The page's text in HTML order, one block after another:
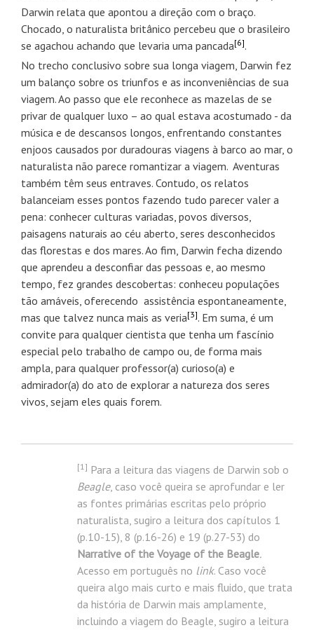
Darwin relata que apontou a direção com o braço.
Chocado, o naturalista britânico percebeu que o brasileiro
se agachou achando que levaria uma pancada[6].
No trecho conclusivo sobre sua longa viagem, Darwin fez
um balanço sobre os triunfos e as inconveniências de sua
viagem. Ao passo que ele reconhece as mazelas de se
privar de qualquer luxo – ao qual estava acostumado - da
música e de descansos longos, enfrentando constantes
enjoos causados por duradouras viagens à barco ao mar, o
naturalista não parece romantizar a viagem. Aventuras
também têm seus entraves. Contudo, os relatos
balanceiam esses pontos fazendo tudo parecer valer a
pena: conhecer culturas variadas, povos diversos,
paisagens naturais ao céu aberto, seres desconhecidos
das florestas e dos mares. Ao fim, Darwin fecha dizendo
que aprendeu a desconfiar das pessoas e, ao mesmo
tempo, fez grandes descobertas: conheceu populações
tão amáveis, oferecendo assistência espontaneamente,
mas que talvez nunca mais as veria[3]. Em suma, é um
convite para qualquer cientista que tenha um fascínio
especial pelo trabalho de campo ou, de forma mais
ampla, para qualquer professor(a) curioso(a) e
admirador(a) do ato de explorar a natureza dos seres
vivos, sejam eles quais forem.
[1] Para a leitura das viagens de Darwin sob o
Beagle, caso você queira se aprofundar e ler
as fontes primárias escritas pelo próprio
naturalista, sugiro a leitura dos capítulos 1
(p.10-15), 8 (p.16-26) e 19 (p.27-53) do
Narrative of the Voyage of the Beagle.
Acesso em português no link. Caso você
queira algo mais curto e mais fluido, que trata
da história de Darwin mais amplamente,
incluindo a viagem do Beagle, sugiro a leitura